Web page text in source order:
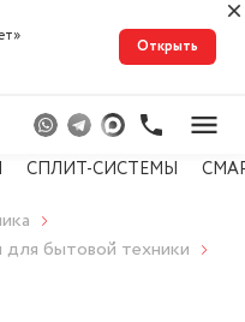
Открыть
СПЛИТ-СИСТЕМЫ
бытовой техники